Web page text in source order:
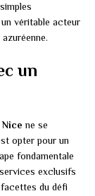
véritable acteur
un
Nice ne se
opter pour un
fondamentale
exclusifs
facettes du défi